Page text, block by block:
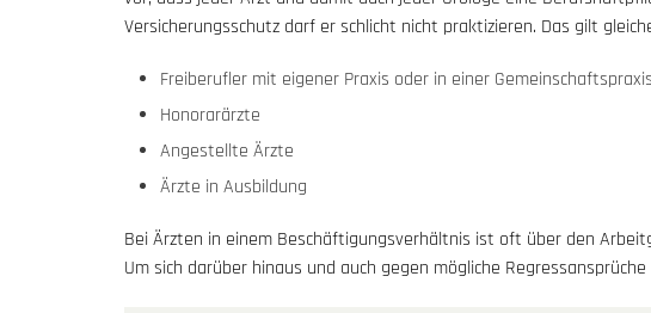
Versicherungsschutz darf er schlicht nicht praktizieren. Das gilt
Freiberufler mit eigener Praxis oder in einer Gemeinschaftspraxis
Honorarärzte
Angestellte Ärzte
Ärzte in Ausbildung
Bei Ärzten in einem Beschäftigungsverhältnis ist oft über den
Um sich darüber hinaus und auch gegen mögliche